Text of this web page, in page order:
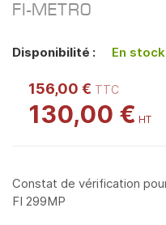
of
images
gallery
FI-METRO
Disponibilité : En stock
156,00 €
130,00 €
Constat de vérification
FI 299MP